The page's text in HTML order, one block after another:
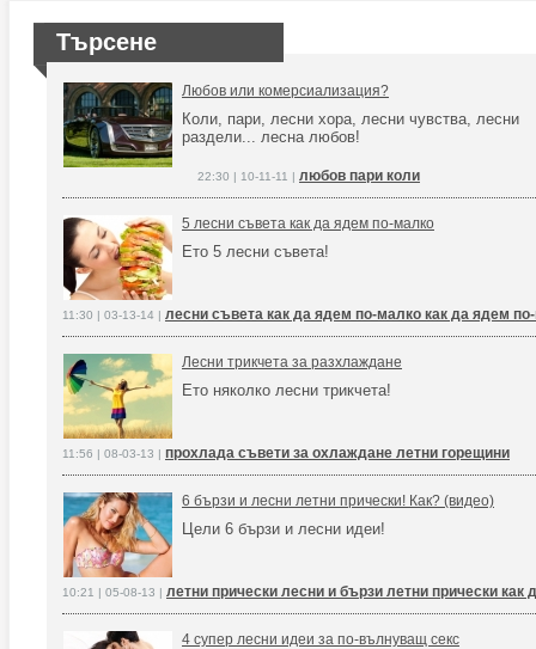
Търсене
Любов или комерсиализация?
Коли, пари, лесни хора, лесни чувства, лесни
раздели... лесна любов!
22:30 | 10-11-11 | любов пари коли
5 лесни съвета как да ядем по-малко
Ето 5 лесни съвета!
11:30 | 03-13-14 | лесни съвета как да ядем по-малко как да ядем
Лесни трикчета за разхлаждане
Ето няколко лесни трикчета!
11:56 | 08-03-13 | прохлада съвети за охлаждане летни горещини
6 бързи и лесни летни прически! Как? (видео)
Цели 6 бързи и лесни идеи!
10:21 | 05-08-13 | летни прически лесни и бързи летни прически как
4 супер лесни идеи за по-вълнуващ секс